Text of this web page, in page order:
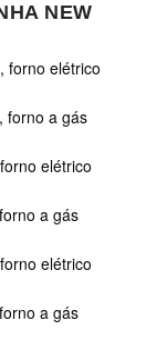
NEW
forno elétrico
forno a gás
elétrico
a gás
elétrico
a gás